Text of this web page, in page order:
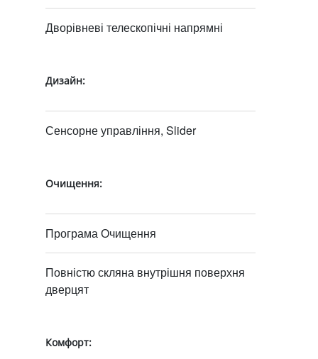
Дворівневі телескопічні напрямні
Дизайн:
Сенсорне управління, Slider
Очищення:
Програма Очищення
Повністю скляна внутрішня поверхня
дверцят
Комфорт: